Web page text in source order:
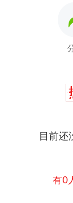
目前还
有0
那个在床头放
笔试第一被第二